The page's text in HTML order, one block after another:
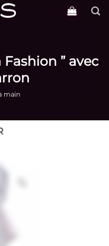
” avec
main